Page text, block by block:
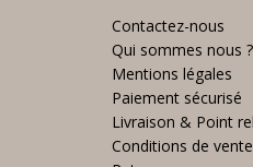
Contactez-nous
Qui sommes nous ?
Mentions légales
Paiement sécurisé
Livraison & Point
Conditions de